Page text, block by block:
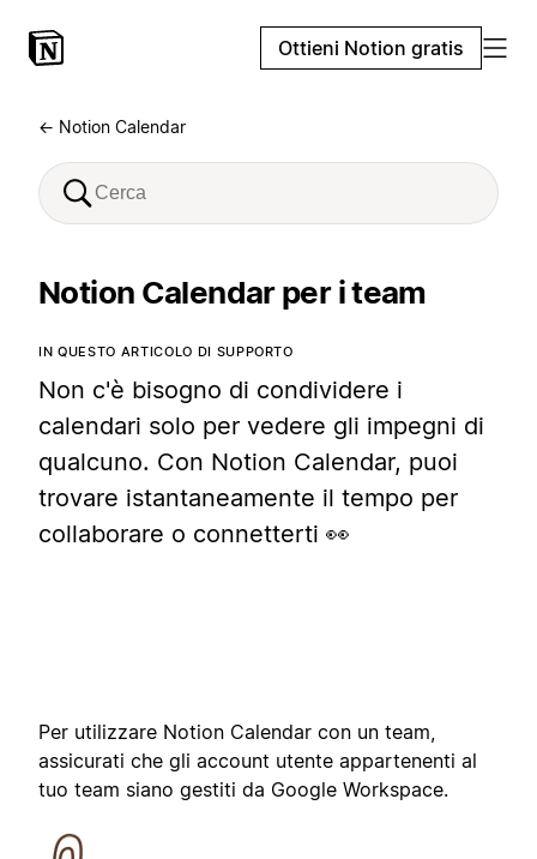
Ottieni Notion gratis
← Notion Calendar
Notion Calendar per i team
IN QUESTO ARTICOLO DI SUPPORTO
Non c'è bisogno di condividere i
calendari solo per vedere gli impegni di
qualcuno. Con Notion Calendar, puoi
trovare istantaneamente il tempo per
collaborare o connetterti 👀
Per utilizzare Notion Calendar con un team,
assicurati che gli account utente appartenenti al
tuo team siano gestiti da Google Workspace.